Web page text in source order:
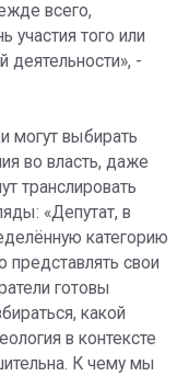
всего,
участия того или
деятельности», -
могут выбирать
во власть, даже
транслировать
«Депутат, в
категорию
свои
готовы
какой
в контексте
К чему мы